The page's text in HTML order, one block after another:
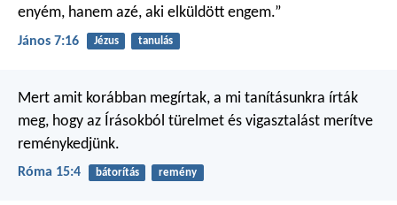
enyém, hanem azé, aki elküldött engem.”
János 7:16 Jézus tanulás
Mert amit korábban megírtak, a mi tanításunkra írták
meg, hogy az Írásokból türelmet és vigasztalást merítve
reménykedjünk.
Róma 15:4 bátorítás remény